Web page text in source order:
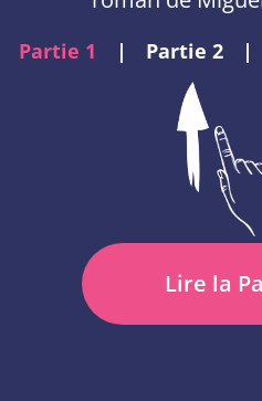
Partie 1 | Partie 2 |
Lire la